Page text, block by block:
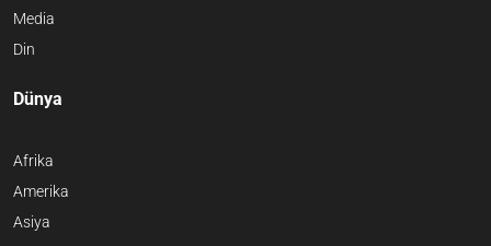
Media
Din
Dünya
Afrika
Amerika
Asiya